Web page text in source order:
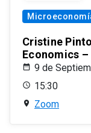
Cristine
Economics –
9 de
15:30
Zoom